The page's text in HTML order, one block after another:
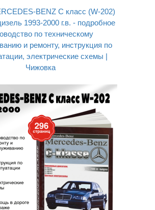
BENZ C класс (W-202)
1993-2000 г.в. - подробное
по техническому
и ремонту, инструкция по
электрические схемы |
Чижовка